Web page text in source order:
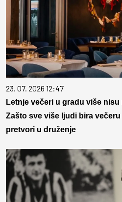
23. 07. 2026 12:47
Letnje večeri u gradu više
Zašto sve više ljudi bira
pretvori u druženje